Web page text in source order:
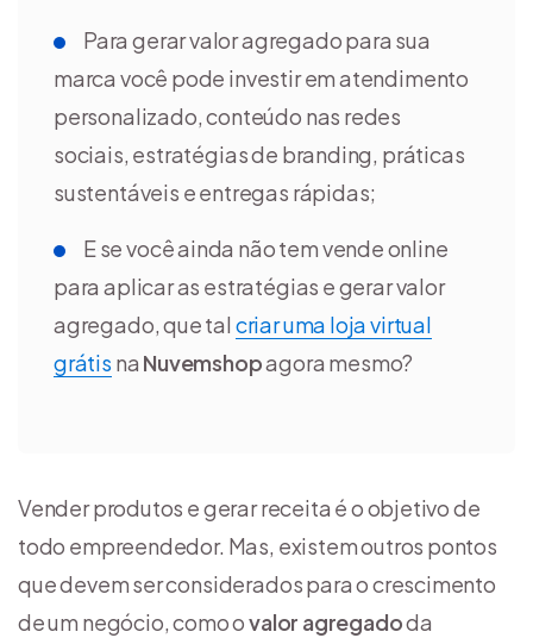
Para gerar valor agregado para sua
marca você pode investir em atendimento
personalizado, conteúdo nas redes
sociais, estratégias de branding, práticas
sustentáveis e entregas rápidas;
E se você ainda não tem vende online
para aplicar as estratégias e gerar valor
agregado, que tal criar uma loja virtual
grátis na Nuvemshopagora mesmo?
Vender produtos e gerar receita é o objetivo de
todo empreendedor. Mas, existem outros pontos
que devem ser considerados para o crescimento
de um negócio, como ovalor agregadoda